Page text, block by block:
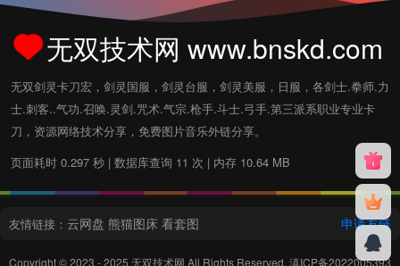
无双技术网 www.bnskd.com
无双剑灵卡刀宏，剑灵国服，剑灵台服，剑灵美服，日服，各剑士.拳师.力
士.刺客..气功.召唤.灵剑.咒术.气宗.枪手.斗士.弓手.第三派系职业专业卡
刀，资源网络技术分享，免费图片音乐外链分享。
页面耗时 0.297 秒 | 数据库查询 11 次 | 内存 10.64 MB
友情链接： 云网盘 熊猫图床 看套图 申请友链
Copyright © 2023 - 2025 无双技术网 All Rights Reserved. 滇ICP备2022005393